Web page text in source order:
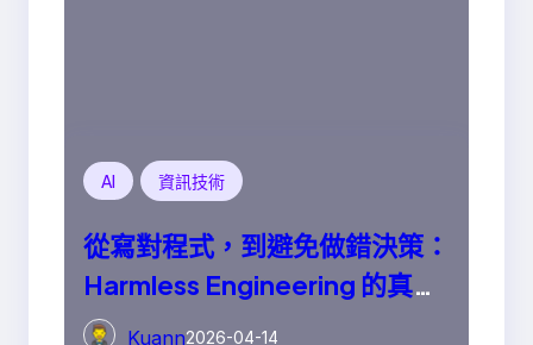
AI 資訊技術
從寫對程式，到避免做錯決策：
Harmless Engineering 的真正
意義Kuann2026-04-14